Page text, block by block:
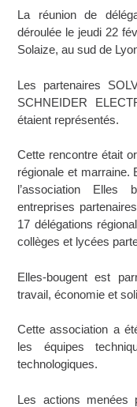
La réunion de
déroulée le jeudi 22
Solaize, au sud de
Les partenaires
SCHNEIDER
étaient représentés.
Cette rencontre était
régionale et marraine.
l’association Elles
entreprises
17 délégations
collèges et lycées
Elles-bougent est
travail, économie et
Cette association a
les équipes
technologiques.
Les actions menées